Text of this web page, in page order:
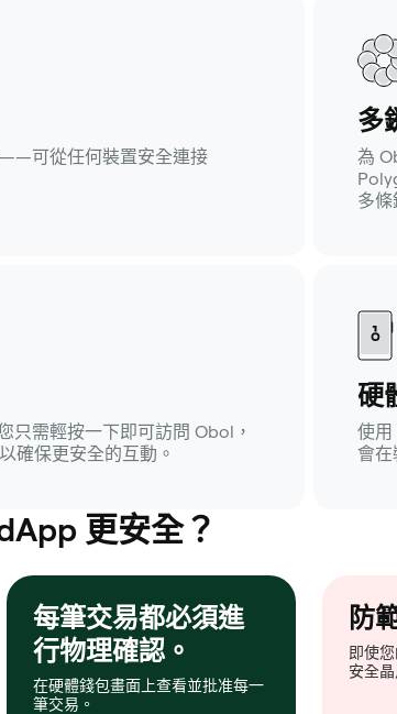
可從任何裝置安全連接
多
為
多條
只需輕按一下即可訪問 Obol，
確保更安全的互動。
硬
使用
會在
更安全？
每筆交易都必須進
行物理確認。
在硬體錢包畫面上查看並批准每一
筆交易。
防
即使
安全